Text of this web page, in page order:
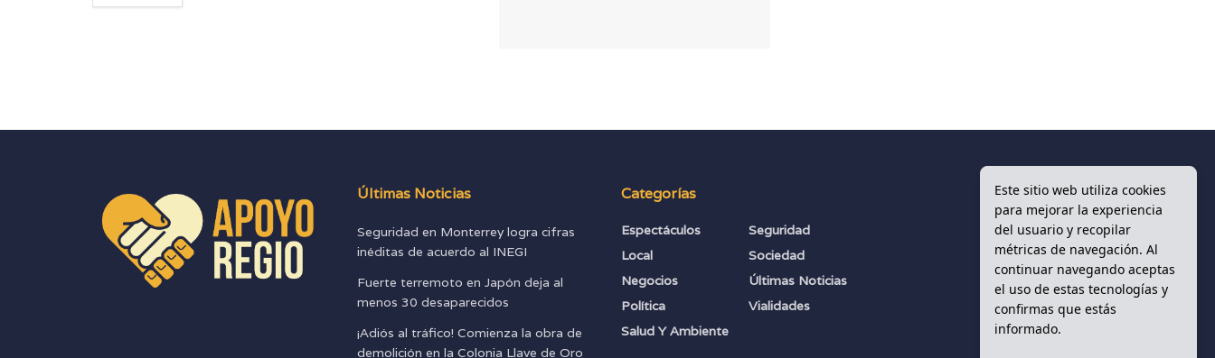
Últimas Noticias
Seguridad en Monterrey logra cifras
inéditas de acuerdo al INEGI
Fuerte terremoto en Japón deja al
menos 30 desaparecidos
¡Adiós al tráfico! Comienza la obra de
demolición en la Colonia Llave de Oro
Categorías
Espectáculos
Local
Negocios
Política
Salud Y Ambiente
Seguridad
Sociedad
Últimas Noticias
Vialidades
Este sitio web utiliza cookies
para mejorar la experiencia
del usuario y recopilar
métricas de navegación. Al
continuar navegando aceptas
el uso de estas tecnologías y
confirmas que estás
informado.